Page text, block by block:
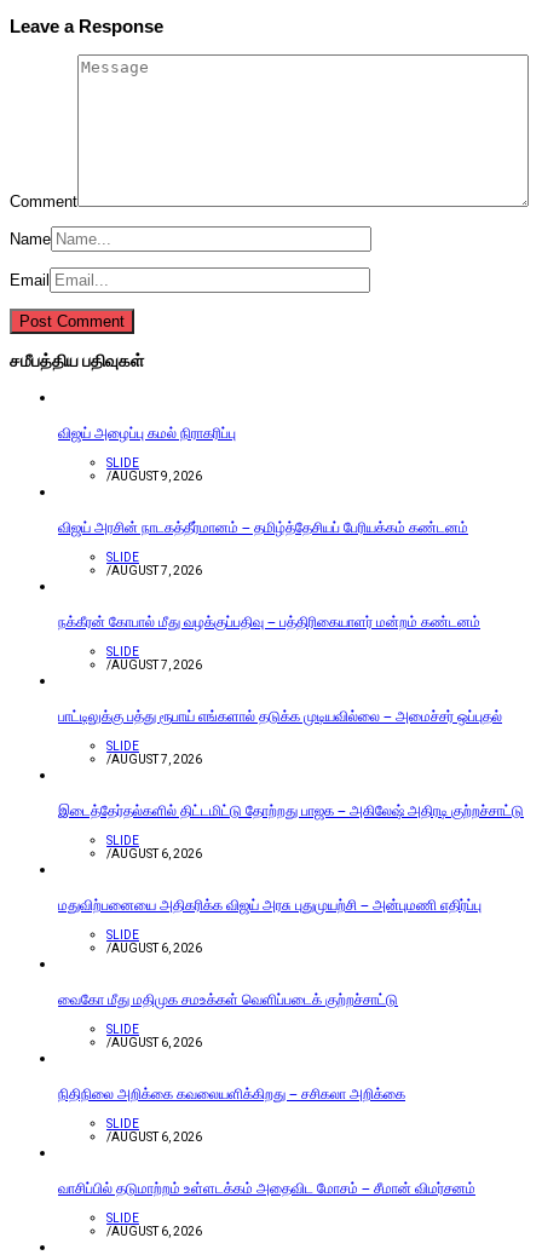
Leave a Response
Comment
Name
Email
சமீபத்திய பதிவுகள்
விஜய் அழைப்பு கமல் நிராகரிப்பு
SLIDE
/AUGUST 9, 2026
விஜய் அரசின் நாடகத்தீர்மானம் – தமிழ்த்தேசியப் பேரியக்கம் கண்டனம்
SLIDE
/AUGUST 7, 2026
நக்கீரன் கோபால் மீது வழக்குப்பதிவு – பத்திரிகையாளர் மன்றம் கண்டனம்
SLIDE
/AUGUST 7, 2026
பாட்டிலுக்கு பத்து ரூபாய் எங்களால் தடுக்க முடியவில்லை – அமைச்சர் ஒப்புதல்
SLIDE
/AUGUST 7, 2026
இடைத்தேர்தல்களில் திட்டமிட்டு தோற்றது பாஜக – அகிலேஷ் அதிரடி குற்றச்சாட்டு
SLIDE
/AUGUST 6, 2026
மதுவிற்பனையை அதிகரிக்க விஜய் அரசு புதுமுயற்சி – அன்புமணி எதிர்ப்பு
SLIDE
/AUGUST 6, 2026
வைகோ மீது மதிமுக சமஉக்கள் வெளிப்படைக் குற்றச்சாட்டு
SLIDE
/AUGUST 6, 2026
நிதிநிலை அறிக்கை கவலையளிக்கிறது – சசிகலா அறிக்கை
SLIDE
/AUGUST 6, 2026
வாசிப்பில் தடுமாற்றம் உள்ளடக்கம் அதைவிட மோசம் – சீமான் விமர்சனம்
SLIDE
/AUGUST 6, 2026